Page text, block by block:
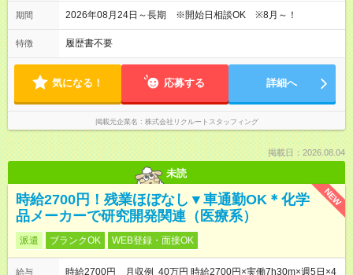
期間 2026年08月24日～長期 ※開始日相談OK ※8月～！
特徴 履歴書不要
気になる！ 応募する 詳細へ
掲載元企業名 株式会社リクルートスタッフィング
掲載日：2026.08.04
未読
NEW
時給2700円！残業ほぼなし▼車通勤OK＊化学
品メーカーで研究開発関連（医療系）
派遣 ブランクOK WEB登録・面接OK
給与 時給2700円 月収例 40万円 時給2700円×実働7h30m×週5日×4